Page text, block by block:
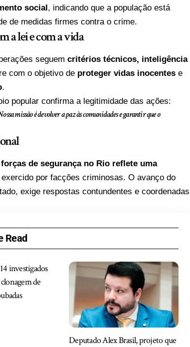
social, indicando que a população está
de medidas firmes contra o crime.
a lei e com a vida
seguemcritérios técnicos, inteligência
com o objetivo de proteger vidas inocentes e
.
popular confirma a legitimidade das ações:
missão é devolver a paz às comunidades e garantir que o
de segurança no Rio reflete uma
por facções criminosas. O avanço do
exige respostas contundentes e coordenadas
Read
investigados
de
Deputado Alex Brasil, projeto que